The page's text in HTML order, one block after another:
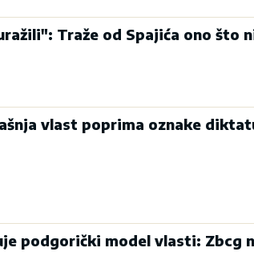
Traže od Spajića ono što
vlast poprima oznake
podgorički model vlasti: Zbcg